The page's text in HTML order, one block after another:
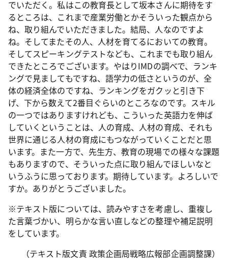
でいただく。私はこの教育長として坂本さんに期待をす
るところは、これまで産業労働とかそういった観点から
ね、取り組んでいただきました。結局、人なのですよ
ね。そしてまたその人、人材を育てるにおいての教育。
そしてスピーキングテストなども、これまでも取り組ん
できたところでございます。やはりIMDの調べで、ランキ
ングで見ましてもですね、語学力の低さというのが、全
体の経済全体のですね、ランキングをガクッと引き下
げ、下から数えて2番目ぐらいのところなのです。スキル
の一つではありますけれども、こういった英語力を伸ば
していくということは、人の育成、人材の育成、それも
世界に通じる人材の育成にもつながっていくことだと思
います。また一方で、先生方、教育の現場での様々な課題
もありますので、そういった点に取り組んでほしいなと
いうふうに思っております。期待しています。よろしいで
すか。ありがとうございました。
※テキスト版については、読みやすさを考慮し、重複し
た言葉づかい、明らかな言い直しなどの整理や補足説明
をしています。
（テキスト版文責 政策企画局戦略広報部企画調整課）